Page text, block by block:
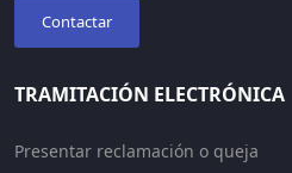
Contactar
TRAMITACIÓN ELECTRÓNICA
Presentar reclamación o queja